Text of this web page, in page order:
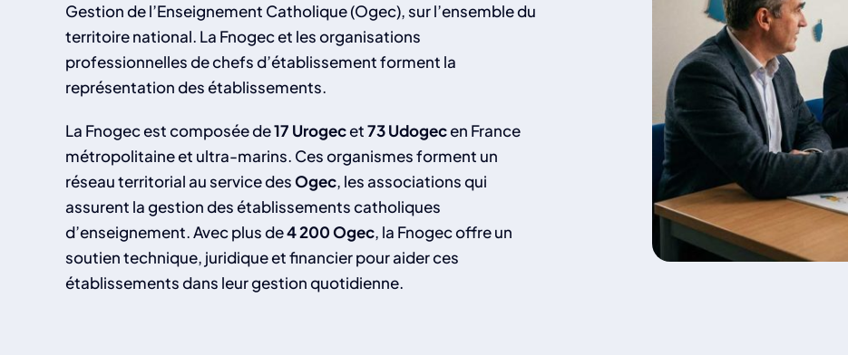
Gestion de l’Enseignement Catholique (Ogec), sur l’ensemble du
territoire national. La Fnogec et les organisations
professionnelles de chefs d’établissement forment la
représentation des établissements.
La Fnogec est composée de17 Urogecet73 Udogecen France
métropolitaine et ultra-marins. Ces organismes forment un
réseau territorial au service desOgec, les associations qui
assurent la gestion des établissements catholiques
d’enseignement. Avec plus de4 200 Ogec, la Fnogec offre un
soutien technique, juridique et financier pour aider ces
établissements dans leur gestion quotidienne.